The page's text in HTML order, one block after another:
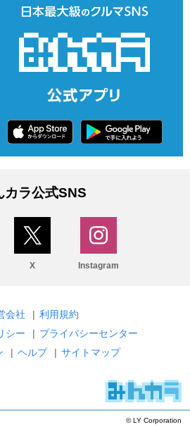
カラ公式SNS
X Instagram
会社 | 利用規約
シー
| プライバシーセンター
| ヘルプ | サイトマップ
© LY Corporation